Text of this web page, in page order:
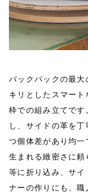
バックパックの最大
キリとしたスマー
枠での組み立てです
し、サイドの革を
つ個体差があり均一
生まれる緻密さに
等に折り込み、サ
ナーの作りにも、職